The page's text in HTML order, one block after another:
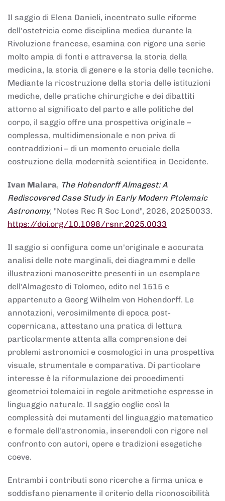
Il saggio di Elena Danieli, incentrato sulle riforme
dell'ostetricia come disciplina medica durante la
Rivoluzione francese, esamina con rigore una serie
molto ampia di fonti e attraversa la storia della
medicina, la storia di genere e la storia delle tecniche.
Mediante la ricostruzione della storia delle istituzioni
mediche, delle pratiche chirurgiche e dei dibattiti
attorno al significato del parto e alle politiche del
corpo, il saggio offre una prospettiva originale –
complessa, multidimensionale e non priva di
contraddizioni – di un momento cruciale della
costruzione della modernità scientifica in Occidente.
Ivan Malara, The Hohendorff Almagest: A
Rediscovered Case Study in Early Modern Ptolemaic
Astronomy, "Notes Rec R Soc Lond", 2026, 20250033.
https://doi.org/10.1098/rsnr.2025.0033
Il saggio si configura come un'originale e accurata
analisi delle note marginali, dei diagrammi e delle
illustrazioni manoscritte presenti in un esemplare
dell'Almagesto di Tolomeo, edito nel 1515 e
appartenuto a Georg Wilhelm von Hohendorff. Le
annotazioni, verosimilmente di epoca post-
copernicana, attestano una pratica di lettura
particolarmente attenta alla comprensione dei
problemi astronomici e cosmologici in una prospettiva
visuale, strumentale e comparativa. Di particolare
interesse è la riformulazione dei procedimenti
geometrici tolemaici in regole aritmetiche espresse in
linguaggio naturale. Il saggio coglie così la
complessità dei mutamenti del linguaggio matematico
e formale dell'astronomia, inserendoli con rigore nel
confronto con autori, opere e tradizioni esegetiche
coeve.
Entrambi i contributi sono ricerche a firma unica e
soddisfano pienamente il criterio della riconoscibilità